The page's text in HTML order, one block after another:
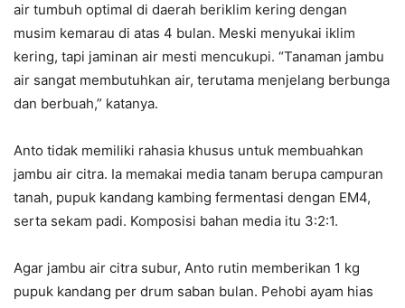
air tumbuh optimal di daerah beriklim kering dengan
musim kemarau di atas 4 bulan. Meski menyukai iklim
kering, tapi jaminan air mesti mencukupi. “Tanaman jambu
air sangat membutuhkan air, terutama menjelang berbunga
dan berbuah,” katanya.
Anto tidak memiliki rahasia khusus untuk membuahkan
jambu air citra. Ia memakai media tanam berupa campuran
tanah, pupuk kandang kambing fermentasi dengan EM4,
serta sekam padi. Komposisi bahan media itu 3:2:1.
Agar jambu air citra subur, Anto rutin memberikan 1 kg
pupuk kandang per drum saban bulan. Pehobi ayam hias